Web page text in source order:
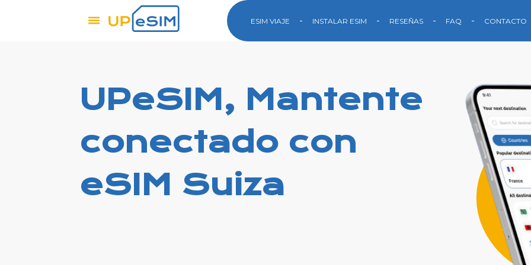
ESIM VIAJE INSTALAR ESIM RESEÑAS FAQ CONTACTO
UPeSIM, Mantente
conectado con
eSIM Suiza